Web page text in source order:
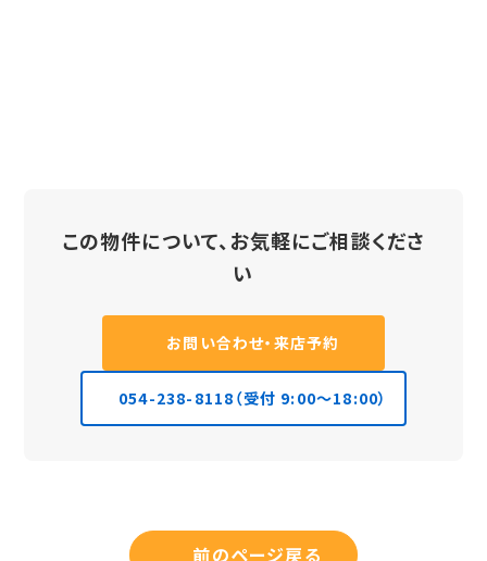
この物件について、お気軽にご相談くださ
い
お問い合わせ・来店予約
054-238-8118（受付 9:00〜18:00）
前のページ戻る